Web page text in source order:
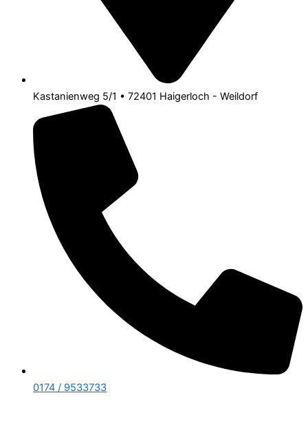
Kastanienweg 5/1 • 72401 Haigerloch - Weildorf
0174 / 9533733